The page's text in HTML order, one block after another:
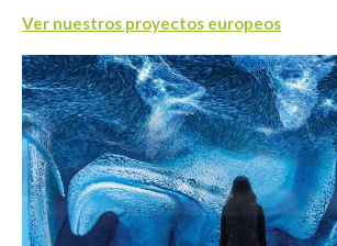
Ver nuestros proyectos europeos